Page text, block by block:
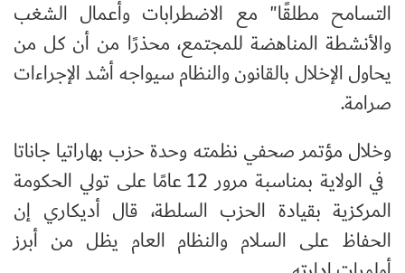
التسامح مطلقًا" مع الاضطرابات وأعمال الشغب
والأنشطة المناهضة للمجتمع، محذرًا من أن كل من
يحاول الإخلال بالقانون والنظام سيواجه أشد الإجراءات
صرامة.
وخلال مؤتمر صحفي نظمته وحدة حزب بهاراتيا جاناتا
في الولاية بمناسبة مرور 12 عامًا على تولي الحكومة
المركزية بقيادة الحزب السلطة، قال أديكاري إن
الحفاظ على السلام والنظام العام يظل من أبرز